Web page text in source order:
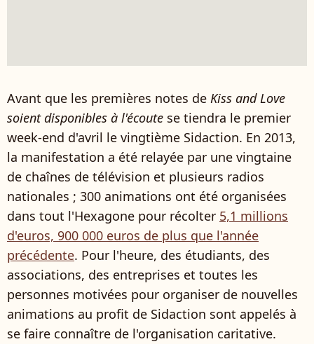
Avant que les premières notes de Kiss and Love
soient disponibles à l'écoute se tiendra le premier
week-end d'avril le vingtième Sidaction. En 2013,
la manifestation a été relayée par une vingtaine
de chaînes de télévision et plusieurs radios
nationales ; 300 animations ont été organisées
dans tout l'Hexagone pour récolter 5,1 millions
d'euros, 900 000 euros de plus que l'année
précédente. Pour l'heure, des étudiants, des
associations, des entreprises et toutes les
personnes motivées pour organiser de nouvelles
animations au profit de Sidaction sont appelés à
se faire connaître de l'organisation caritative.